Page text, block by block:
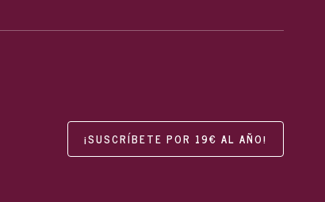
¡SUSCRÍBETE POR 19€ AL AÑO!